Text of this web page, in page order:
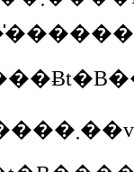
�u�ł��������܂��v